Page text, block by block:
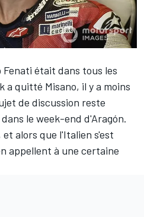
était dans tous les
a quitté Misano, il y a moins
de discussion reste
le week-end d'Aragón.
alors que l'Italien s'est
appellent à une certaine